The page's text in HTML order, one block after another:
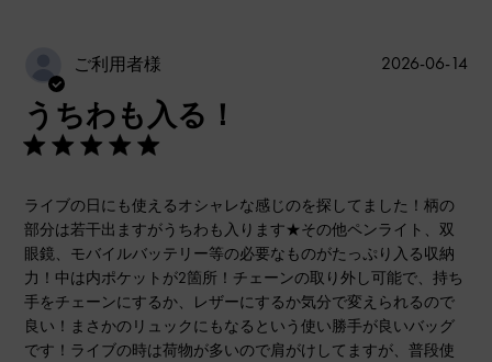
ご利用者様
うちわも入る！
ライブの日にも使えるオシャレな感じのを探してました！柄の
部分は若干出ますがうちわも入ります★その他ペンライト、双
眼鏡、モバイルバッテリー等の必要なものがたっぷり入る収納
力！中は内ポケットが2箇所！チェーンの取り外し可能で、持ち
手をチェーンにするか、レザーにするか気分で変えられるので
良い！まさかのリュックにもなるという使い勝手が良いバッグ
です！ライブの時は荷物が多いので肩がけしてますが、普段使
公
2026-06-14